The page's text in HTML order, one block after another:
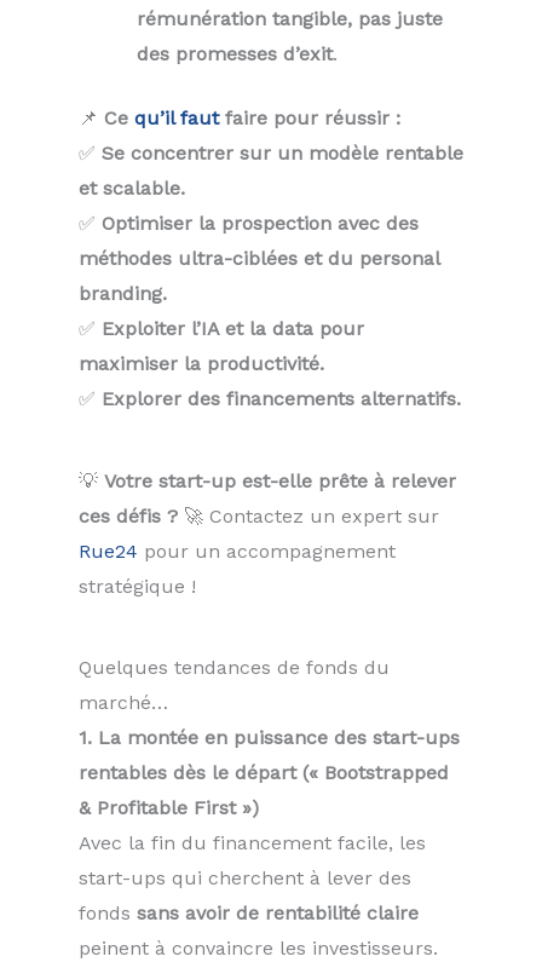
rémunération tangible, pas juste
des promesses d’exit.
📌 Ce qu’il fautfaire pour réussir :
✅ Se concentrer sur un modèle rentable
et scalable.
✅ Optimiser la prospection avec des
méthodes ultra-ciblées et du personal
branding.
✅ Exploiter l’IA et la data pour
maximiser la productivité.
✅ Explorer des financements alternatifs.
💡 Votre start-up est-elle prête à relever
ces défis ? 🚀 Contactez un expert sur
Rue24 pour un accompagnement
stratégique !
Quelques tendances de fonds du
marché…
1. La montée en puissance des start-ups
rentables dès le départ (« Bootstrapped
& Profitable First »)
Avec la fin du financement facile, les
start-ups qui cherchent à lever des
fonds sans avoir de rentabilité claire
peinent à convaincre les investisseurs.